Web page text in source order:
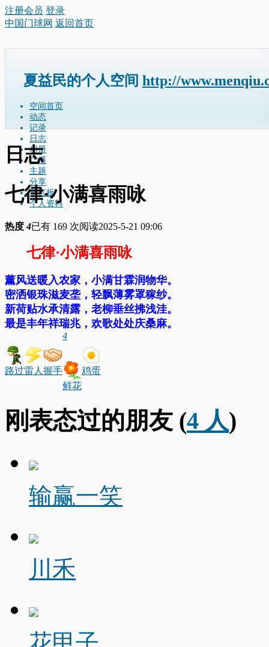
注册会员 登录
中国门球网 返回首页
夏益民的个人空间 http://
空间首页
动态
记录
日志
相册
广播
主题
分享
留言板
个人资料
日志
七律·小满喜雨咏
热度4已有 169 次阅读2025-5-21 09:06
七律·小满喜雨咏
薰风送暖入农家，小满甘霖润物华。
密洒银珠滋麦垄，轻飘薄雾罩稼纱。
新荷贴水承清露，老柳垂丝拂浅洼。
最是丰年祥瑞兆，欢歌处处庆桑麻。
路过雷人 握手
4
鲜花
鸡蛋
刚表态过的朋友 (4 人)
输赢一笑
川禾